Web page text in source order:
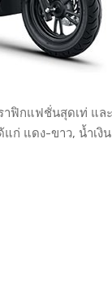
าฟิกแฟชั่นสุดเท่ แ
ก่ แดง-ขาว, น้ำเ